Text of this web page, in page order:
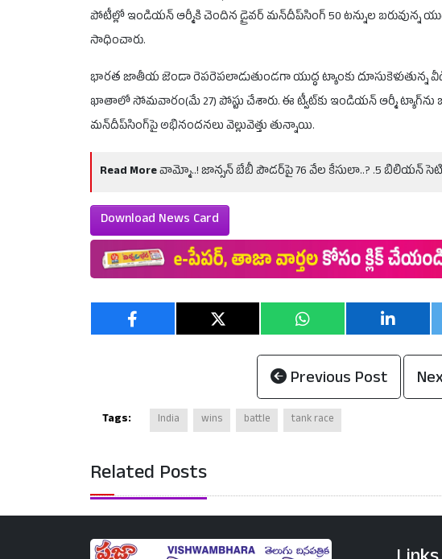
పోటీల్లో ఇండియన్ ఆర్మీకి చెందిన డ్రైవర్ మన్‌దీప్‌సింగ్ 50 టన్నుల బరువున్న
సాధించారు.
భారత జాతీయ జెండా రెపరెపలాడుతుండగా యుద్ధ ట్యాంకు దూసుకెళుతున్న
ఖాతాలో సోమవారం(మే 27) పోస్టు చేశారు. ఈ ట్వీట్‌కు ఇండియన్ ఆర్మీ ట్యాగ్‌ను
మన్‌దీప్‌సింగ్‌పై అభినందనలు వెల్లువెత్తు తున్నాయి.
Read Moreవామ్మో..! జాన్సన్ బేబీ పౌడర్‌పై 76 వేల కేసులా..? .5 బిలియన్
Download News Card
Previous Post
Tags: India wins battle tank race
Related Posts